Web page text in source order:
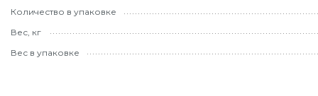
Количество в упаковке
Вес, кг
Вес в упаковке